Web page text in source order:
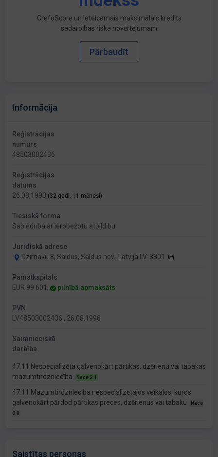
CrefoScore un ieteicamais maksimālais kredīts
sadarbības riska novērtējumam
Pārbaudīt
Informācija
Reģistrācijas
numurs
48503002436
Reģistrācijas
datums
26.08.1993 (32 gadi, 11 mēneši)
Tiesiskā forma
Sabiedrība ar ierobežotu atbildību
Juridiskā adrese
Dzirnavu 8, Saldus, Saldus nov., Latvija LV-3801
Pamatkapitāls
EUR 99 601,
pilnībā apmaksāts
PVN
LV48503002436 , 26.08.1996
Saimnieciskā
darbība
47.11 Nespecializēta galvenokārt pārtikas, dzērienu vai tabakas
mazumtirdzniecība
Nace 2.1
47.11 Mazumtirdzniecība nespecializētajos veikalos, kuros
galvenokārt pārdod pārtikas preces, dzērienus vai tabaku
Nace
2.0
Saistītas personas